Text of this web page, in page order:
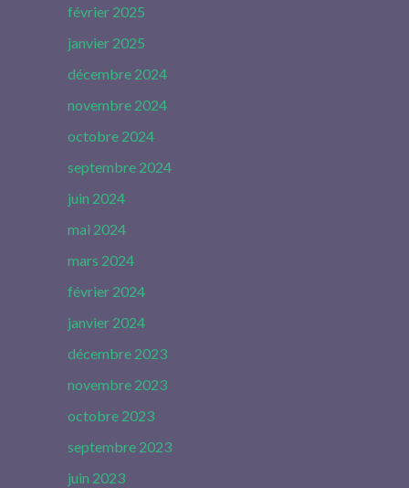
février 2025
janvier 2025
décembre 2024
novembre 2024
octobre 2024
septembre 2024
juin 2024
mai 2024
mars 2024
février 2024
janvier 2024
décembre 2023
novembre 2023
octobre 2023
septembre 2023
juin 2023